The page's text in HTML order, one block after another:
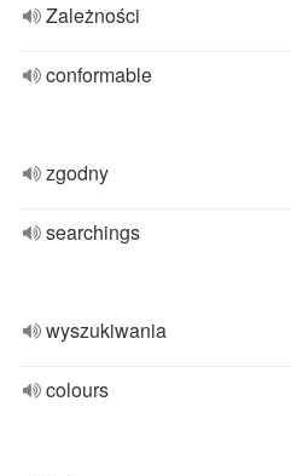
Zależności
conformable
zgodny
searchings
wyszukiwania
colours